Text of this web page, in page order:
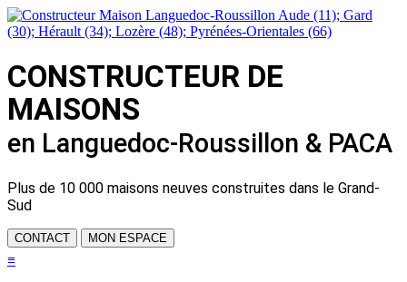
CONSTRUCTEUR DE
MAISONS
en Languedoc-Roussillon & PACA
Plus de 10 000 maisons neuves construites dans le Grand-
Sud
CONTACT MON ESPACE
≡